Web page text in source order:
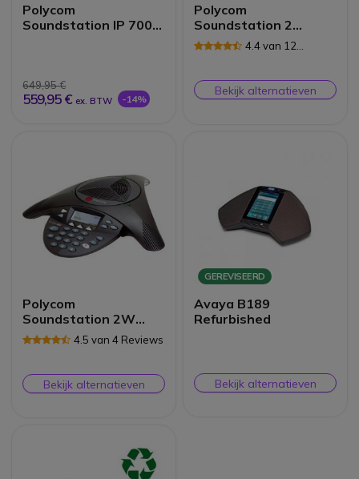
Polycom
Soundstation IP 7000
649,95 €
559,95 € ex. BTW -14%
Polycom
Soundstation 2
*Refurb*4.4 van 12
Bekijk alternatieven
Polycom
Soundstation 2W
*Refurb*4.5 van 4 Reviews
Bekijk alternatieven
GEREVISEERD
Avaya B189
Refurbished
Bekijk alternatieven